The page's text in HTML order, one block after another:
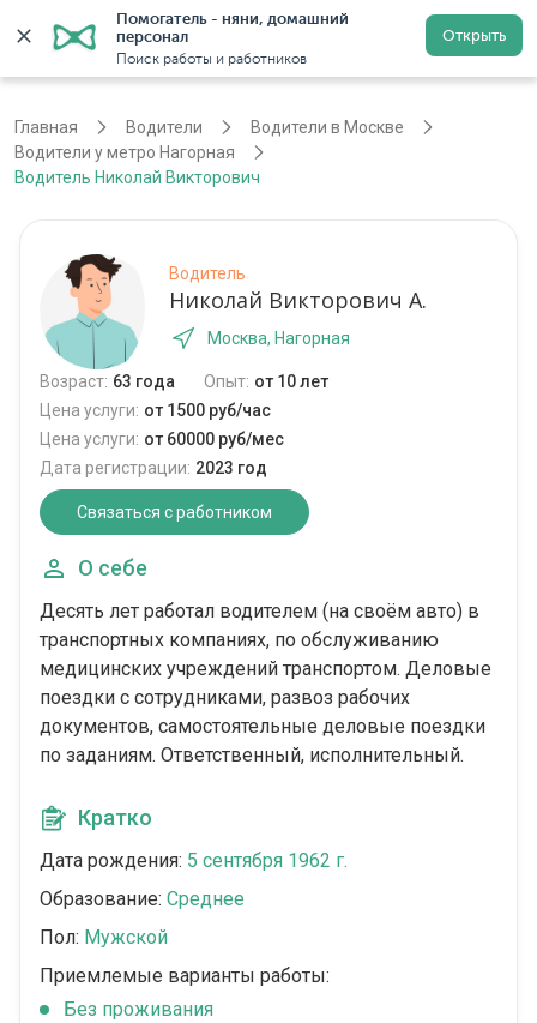
Помогатель - няни, домашний
персонал
Поиск работы и работников
Открыть
Регистрация
Главная Водители
Водители в Москве
Водители у метро Нагорная
Водитель Николай Викторович
Водитель
Николай Викторович А.
Москва, Нагорная
Возраст: 63 года Опыт: от 10 лет
Цена услуги: от 1500 руб/час
Цена услуги: от 60000 руб/мес
Дата регистрации: 2023 год
Связаться с работником
О себе
Десять лет работал водителем (на своём авто) в
транспортных компаниях, по обслуживанию
медицинских учреждений транспортом. Деловые
поездки с сотрудниками, развоз рабочих
документов, самостоятельные деловые поездки
по заданиям. Ответственный, исполнительный.
Кратко
Дата рождения: 5 сентября 1962 г.
Образование: Среднее
Пол: Мужской
Приемлемые варианты работы:
Без проживания